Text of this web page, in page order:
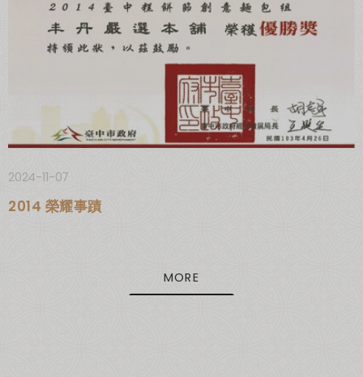
2024-11-07
2014 榮耀事蹟
MORE